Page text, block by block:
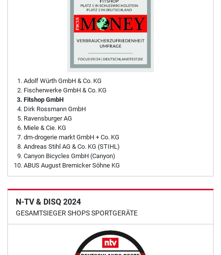
Adolf Würth GmbH & Co. KG
Fischerwerke GmbH & Co. KG
Fitshop GmbH
Dirk Rossmann GmbH
Ravensburger AG
Miele & Cie. KG
dm-drogerie markt GmbH + Co. KG
Andreas Stihl AG & Co. KG (STIHL)
Canyon Bicycles GmbH (Canyon)
ABUS August Bremicker Söhne KG
N-TV & DISQ 2024
GESAMTSIEGER SHOPS SPORTGERÄTE